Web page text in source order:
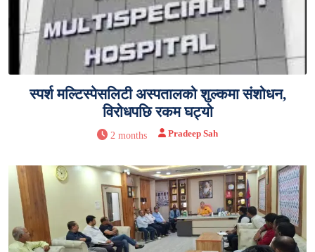
स्पर्श मल्टिस्पेसलिटी अस्पतालको शुल्कमा संशोधन,
विरोधपछि रकम घट्यो
2 months Pradeep Sah